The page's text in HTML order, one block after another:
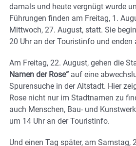
damals und heute vergnügt wurde
Führungen finden am Freitag, 1.
Mittwoch, 27. August, statt. Sie
20 Uhr an der Touristinfo und enden
Am Freitag, 22. August, gehen die
Namen der Rose“ auf eine
Spurensuche in der Altstadt. Hier
Rose nicht nur im Stadtnamen zu
auch Menschen, Bau- und
um 14 Uhr an der Touristinfo.
Und einen Tag später, am Samstag,